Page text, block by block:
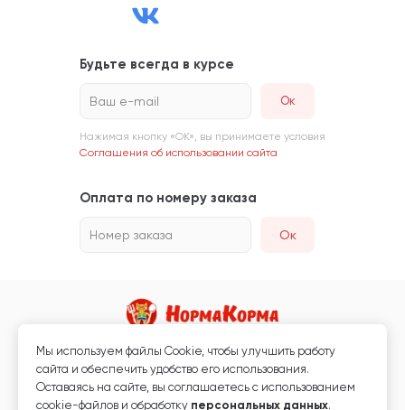
Будьте всегда в курсе
Ваш e-mail
Нажимая кнопку «ОК», вы принимаете условия
Соглашения об использовании сайта
Оплата по номеру заказа
Номер заказа Ок
Магазин кормов для животных и ветаптека
Любая информация, размещённая на сайте, не является публичной
офертой.
Мы используем файлы Сookie, чтобы улучшить работу
сайта и обеспечить удобство его использования.
Оставаясь на сайте, вы соглашаетесь с использованием
cookie-файлов и обработку персональных данных.